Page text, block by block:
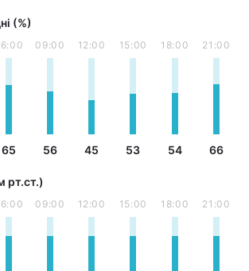
(%)
65
09:00
56
12:00
45
15:00
53
18:00
54
21:00
66
рт.ст.)
09:00 12:00 15:00 18:00 21:00